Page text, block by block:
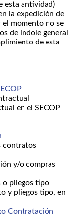
esta antividad)
la expedición de
el momento no se
de índole general
de esta
en el SECOP
contratos
y/o compras
o pliegos tipo
y pliegos tipo, en
Contratación